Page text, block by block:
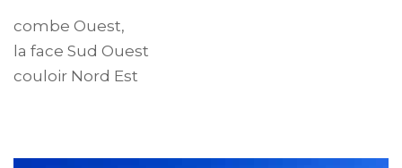
combe Ouest,
la face Sud Ouest
couloir Nord Est